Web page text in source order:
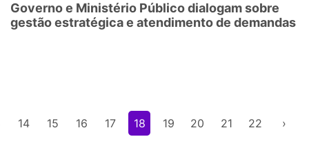
Governo e Ministério Público dialogam sobre
gestão estratégica e atendimento de demandas
14 15 16 17 18 19 20 21 22 ›